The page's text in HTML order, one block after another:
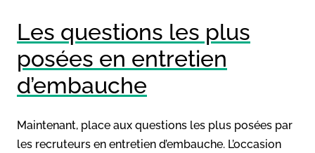
Les questions les plus
posées en entretien
d’embauche
Maintenant, place aux questions les plus posées par
les recruteurs en entretien d’embauche. L’occasion